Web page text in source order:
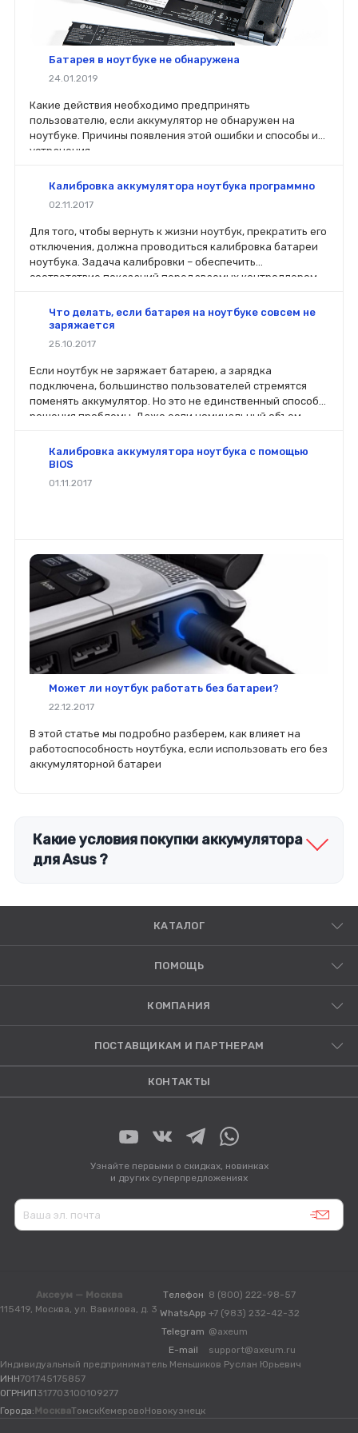
Батарея в ноутбуке не обнаружена
24.01.2019
Какие действия необходимо предпринять
пользователю, если аккумулятор не обнаружен на
ноутбуке. Причины появления этой ошибки и способы их
устранения.
Калибровка аккумулятора ноутбука программно
02.11.2017
Для того, чтобы вернуть к жизни ноутбук, прекратить его
отключения, должна проводиться калибровка батареи
ноутбука. Задача калибровки – обеспечить
соответствие показаний передаваемых контроллером,
Что делать, если батарея на ноутбуке совсем не
заряжается
25.10.2017
Если ноутбук не заряжает батарею, а зарядка
подключена, большинство пользователей стремятся
поменять аккумулятор. Но это не единственный способ
решения проблемы. Даже если номинальный объем
стоит спешить ее менять.
Калибровка аккумулятора ноутбука с помощью
BIOS
01.11.2017
Может ли ноутбук работать без батареи?
22.12.2017
В этой статье мы подробно разберем, как влияет на
работоспособность ноутбука, если использовать его без
аккумуляторной батареи
Какие условия покупки аккумулятора
для Asus ?
КАТАЛОГ
ПОМОЩЬ
КОМПАНИЯ
ПОСТАВЩИКАМ И ПАРТНЕРАМ
КОНТАКТЫ
Узнайте первыми о скидках, новинках
и других суперпредложениях
Аксеум — Москва
115419, Москва, ул. Вавилова, д. 3
Телефон 8 (800) 222-98-57
WhatsApp +7 (983) 232-42-32
Telegram @axeum
E-mail
support@axeum.ru
Индивидуальный предприниматель Меньшиков Руслан Юрьевич
ИНН701745175857
ОГРНИП317703100109277
Города: МоскваТомскКемеровоНовокузнецк